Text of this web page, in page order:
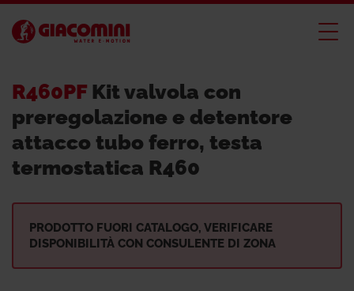
R460PF Kit valvola con
preregolazione e detentore
attacco tubo ferro, testa
termostatica R460
PRODOTTO FUORI CATALOGO, VERIFICARE
DISPONIBILITÀ CON CONSULENTE DI ZONA